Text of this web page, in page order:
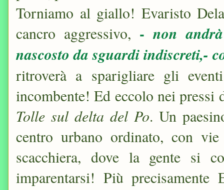
Torniamo al giallo! Evaristo
cancro aggressivo, - non
nascosto da sguardi indiscreti,-
ritroverà a sparigliare gli
incombente! Ed eccolo nei pressi
Tolle sul delta del Po. Un
centro urbano ordinato, con
scacchiera, dove la gente si
imparentarsi! Più